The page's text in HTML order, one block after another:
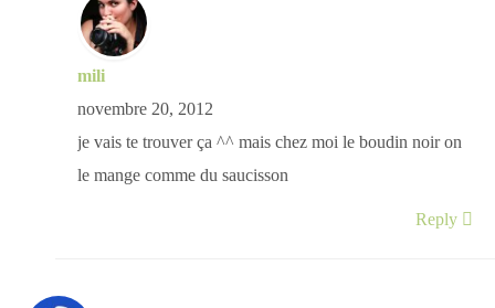
mili
novembre 20, 2012
je vais te trouver ça ^^ mais chez moi le boudin noir on
le mange comme du saucisson
Reply